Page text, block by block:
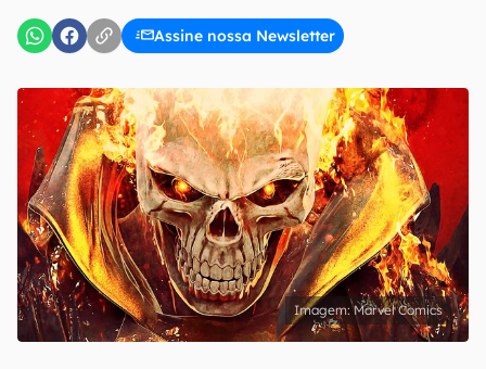
Assine nossa Newsletter
Confirmo que li, aceito e concordo com os Termos de
Uso e Política de Privacidade do Canaltech.
Marvel Comics